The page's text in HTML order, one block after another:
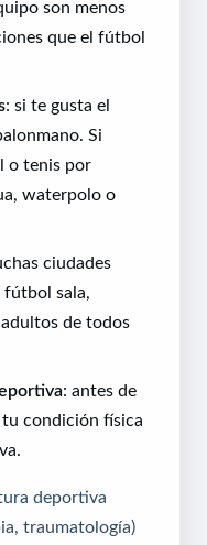
son menos
que el fútbol
: si te gusta el
Si
o tenis por
waterpolo o
ciudades
sala,
de todos
: antes de
tu condición física
deportiva
traumatología)